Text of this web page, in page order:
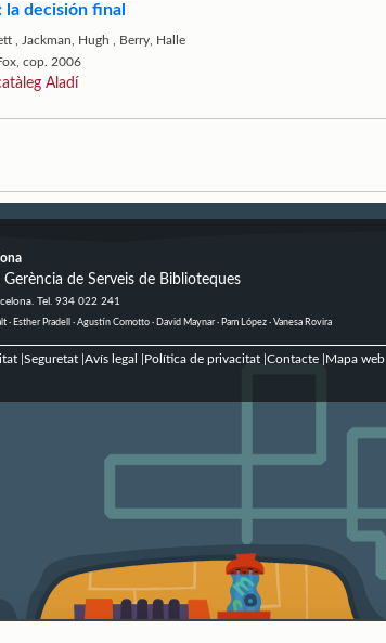
la decisión final
Jackman, Hugh
Berry, Halle
cop. 2006
Aladí
de Serveis de Biblioteques
Tel. 934 022 241
· Esther Pradell · Agustín Comotto · David Maynar · Pam López · Vanesa Rovira
| Seguretat| Avís legal Política de privacitat| Contacte| Mapa web